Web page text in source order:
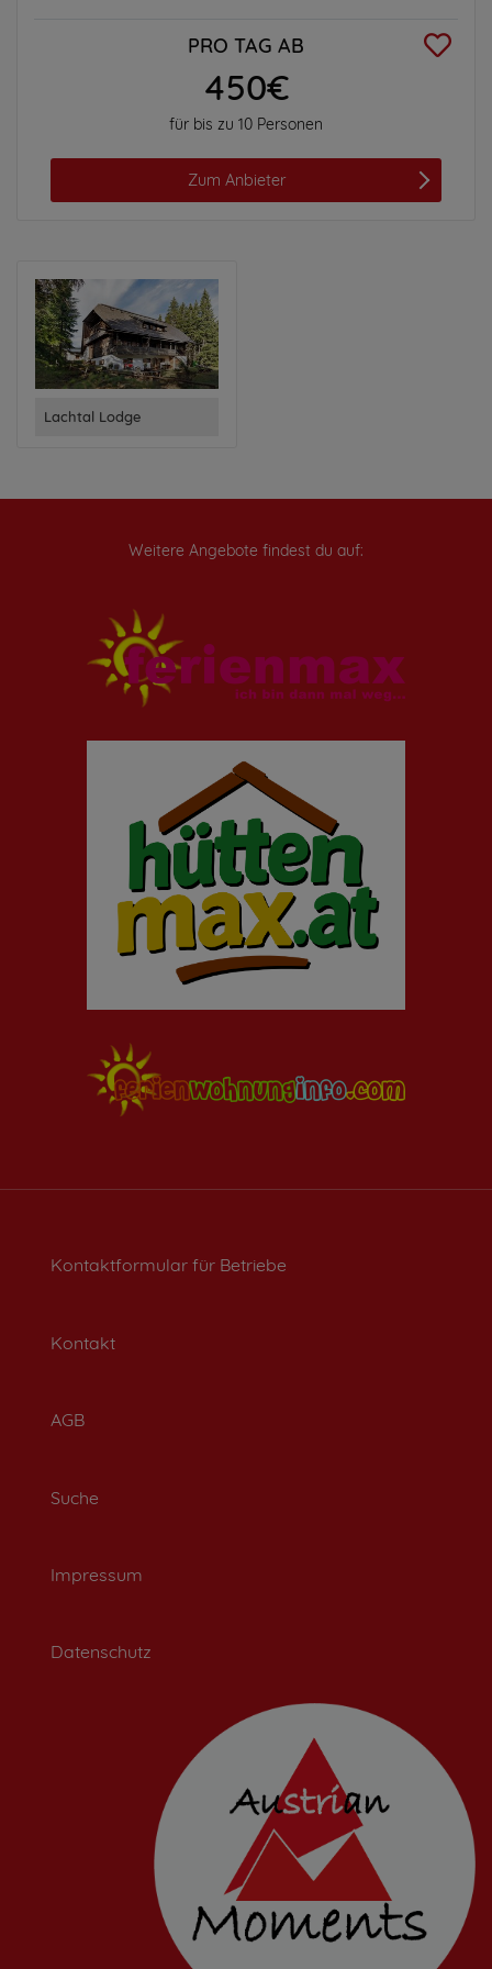
PRO TAG AB
450€
für bis zu 10 Personen
Zum Anbieter
Lachtal Lodge
Weitere Angebote findest du auf:
Kontaktformular für Betriebe
Kontakt
AGB
Suche
Impressum
Datenschutz